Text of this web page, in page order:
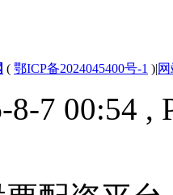
( 鄂ICP备2024045400号-1 )|
8-7 00:54 ,